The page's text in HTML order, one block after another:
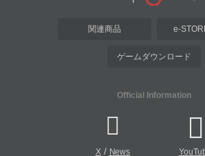
関連商品 e-
ゲームダウンロード
Official Information
X/ News